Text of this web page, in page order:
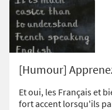
[Humour]
Et oui, les Français et
fort accent lorsqu'ils